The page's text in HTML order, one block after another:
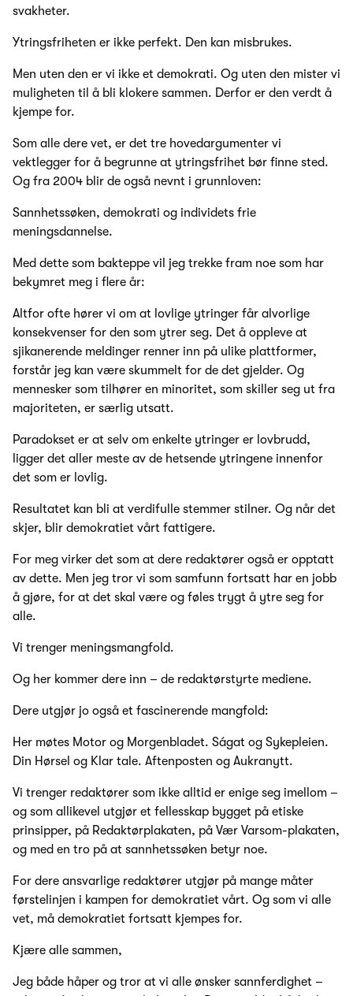
svakheter.
Ytringsfriheten er ikke perfekt. Den kan misbrukes.
Men uten den er vi ikke et demokrati. Og uten den mister vi
muligheten til å bli klokere sammen. Derfor er den verdt å
kjempe for.
Som alle dere vet, er det tre hovedargumenter vi
vektlegger for å begrunne at ytringsfrihet bør finne sted.
Og fra 2004 blir de også nevnt i grunnloven:
Sannhetssøken, demokrati og individets frie
meningsdannelse.
Med dette som bakteppe vil jeg trekke fram noe som har
bekymret meg i flere år:
Altfor ofte hører vi om at lovlige ytringer får alvorlige
konsekvenser for den som ytrer seg. Det å oppleve at
sjikanerende meldinger renner inn på ulike plattformer,
forstår jeg kan være skummelt for de det gjelder. Og
mennesker som tilhører en minoritet, som skiller seg ut fra
majoriteten, er særlig utsatt.
Paradokset er at selv om enkelte ytringer er lovbrudd,
ligger det aller meste av de hetsende ytringene innenfor
det som er lovlig.
Resultatet kan bli at verdifulle stemmer stilner. Og når det
skjer, blir demokratiet vårt fattigere.
For meg virker det som at dere redaktører også er opptatt
av dette. Men jeg tror vi som samfunn fortsatt har en jobb
å gjøre, for at det skal være og føles trygt å ytre seg for
alle.
Vi trenger meningsmangfold.
Og her kommer dere inn – de redaktørstyrte mediene.
Dere utgjør jo også et fascinerende mangfold:
Her møtes Motor og Morgenbladet. Ságat og Sykepleien.
Din Hørsel og Klar tale. Aftenposten og Aukranytt.
Vi trenger redaktører som ikke alltid er enige seg imellom –
og som allikevel utgjør et fellesskap bygget på etiske
prinsipper, på Redaktørplakaten, på Vær Varsom-plakaten,
og med en tro på at sannhetssøken betyr noe.
For dere ansvarlige redaktører utgjør på mange måter
førstelinjen i kampen for demokratiet vårt. Og som vi alle
vet, må demokratiet fortsatt kjempes for.
Kjære alle sammen,
Jeg både håper og tror at vi alle ønsker sannferdighet –